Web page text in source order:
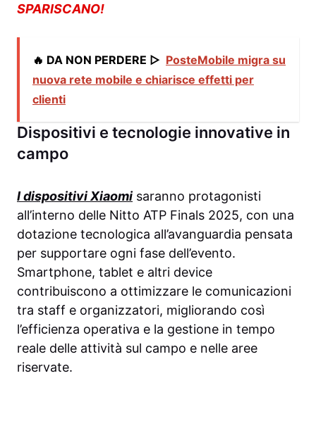
SPARISCANO!
🔥 DA NON PERDERE ▷ PosteMobile migra su
nuova rete mobile e chiarisce effetti per
clienti
Dispositivi e tecnologie innovative in
campo
I dispositivi Xiaomi saranno protagonisti
all’interno delle Nitto ATP Finals 2025, con una
dotazione tecnologica all’avanguardia pensata
per supportare ogni fase dell’evento.
Smartphone, tablet e altri device
contribuiscono a ottimizzare le comunicazioni
tra staff e organizzatori, migliorando così
l’efficienza operativa e la gestione in tempo
reale delle attività sul campo e nelle aree
riservate.